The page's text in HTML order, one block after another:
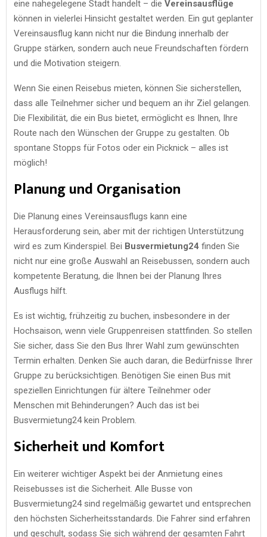
eine nahegelegene Stadt handelt – die Vereinsausflüge
können in vielerlei Hinsicht gestaltet werden. Ein gut geplanter
Vereinsausflug kann nicht nur die Bindung innerhalb der
Gruppe stärken, sondern auch neue Freundschaften fördern
und die Motivation steigern.
Wenn Sie einen Reisebus mieten, können Sie sicherstellen,
dass alle Teilnehmer sicher und bequem an ihr Ziel gelangen.
Die Flexibilität, die ein Bus bietet, ermöglicht es Ihnen, Ihre
Route nach den Wünschen der Gruppe zu gestalten. Ob
spontane Stopps für Fotos oder ein Picknick – alles ist
möglich!
Planung und Organisation
Die Planung eines Vereinsausflugs kann eine
Herausforderung sein, aber mit der richtigen Unterstützung
wird es zum Kinderspiel. Bei Busvermietung24 finden Sie
nicht nur eine große Auswahl an Reisebussen, sondern auch
kompetente Beratung, die Ihnen bei der Planung Ihres
Ausflugs hilft.
Es ist wichtig, frühzeitig zu buchen, insbesondere in der
Hochsaison, wenn viele Gruppenreisen stattfinden. So stellen
Sie sicher, dass Sie den Bus Ihrer Wahl zum gewünschten
Termin erhalten. Denken Sie auch daran, die Bedürfnisse Ihrer
Gruppe zu berücksichtigen. Benötigen Sie einen Bus mit
speziellen Einrichtungen für ältere Teilnehmer oder
Menschen mit Behinderungen? Auch das ist bei
Busvermietung24 kein Problem.
Sicherheit und Komfort
Ein weiterer wichtiger Aspekt bei der Anmietung eines
Reisebusses ist die Sicherheit. Alle Busse von
Busvermietung24 sind regelmäßig gewartet und entsprechen
den höchsten Sicherheitsstandards. Die Fahrer sind erfahren
und geschult, sodass Sie sich während der gesamten Fahrt